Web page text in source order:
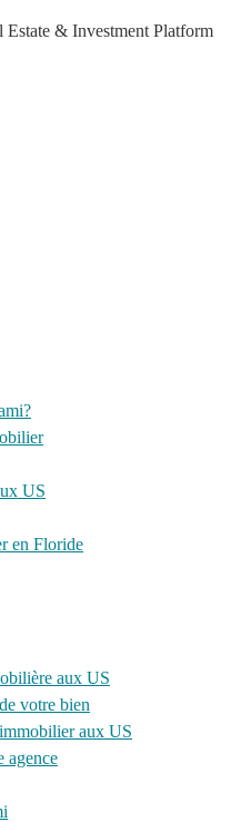
& Investment Platform
US
en Floride
aux US
votre bien
aux US
agence